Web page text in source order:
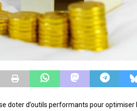
doter d’outils performants pour optimiser